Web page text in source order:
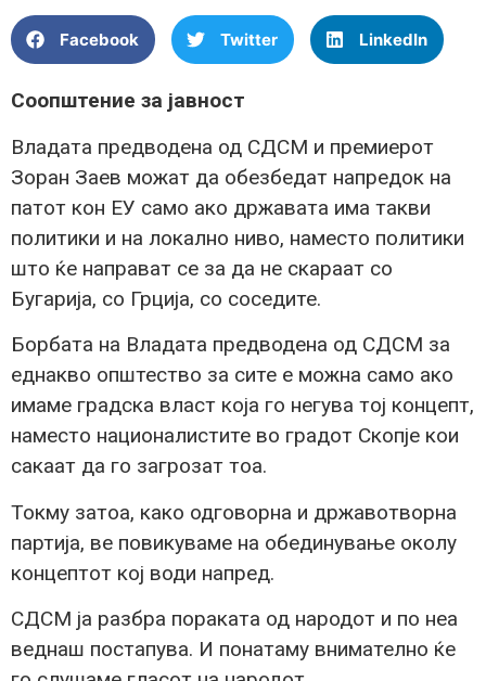
Facebook Twitter LinkedIn
Соопштение за јавност
Владата предводена од СДСМ и премиерот
Зоран Заев можат да обезбедат напредок на
патот кон ЕУ само ако државата има такви
политики и на локално ниво, наместо политики
што ќе направат се за да не скараат со
Бугарија, со Грција, со соседите.
Борбата на Владата предводена од СДСМ за
еднакво општество за сите е можна само ако
имаме градска власт која го негува тој концепт,
наместо националистите во градот Скопје кои
сакаат да го загрозат тоа.
Токму затоа, како одговорна и државотворна
партија, ве повикуваме на обединување околу
концептот кој води напред.
СДСМ ја разбра пораката од народот и по неа
веднаш постапува. И понатаму внимателно ќе